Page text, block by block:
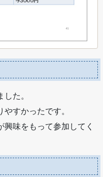
た。
すかったです。
味をもって参加してく